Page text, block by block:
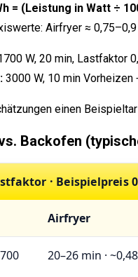
= (Leistung in Watt ÷
Airfryer ≈ 0,75–0,9
W, 20 min, Lastfaktor
3000 W, 10 min
einen
Backofen
· Beispielpreis
Airfryer
20–26 min ·